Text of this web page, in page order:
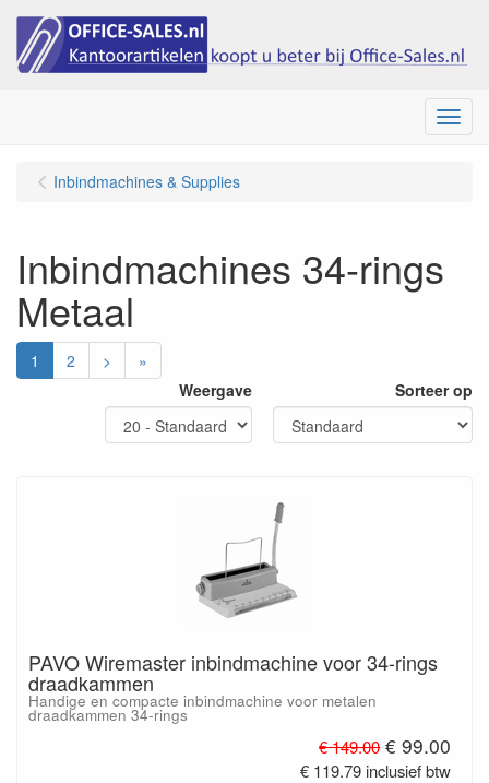
Menu
Inbindmachines & Supplies
Inbindmachines 34-rings
Metaal
1 2 >
»
Weergave
Sorteer op
PAVO Wiremaster inbindmachine voor 34-rings
draadkammen
Handige en compacte inbindmachine voor metalen
draadkammen 34-rings
€ 149.00 € 99.00
€ 119.79 inclusief btw